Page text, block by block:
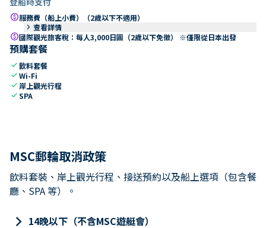
paid服務費（船上小費）（2歲以下不適用）
keyboard_arrow_right 查看詳情
paid國際觀光旅客稅：每人3,000日圓（2歲以下免徵） ※僅限從日本出發
預購套餐
check飲料套餐
checkWi-Fi
check 岸上觀光行程
checkSPA
MSC郵輪取消政策
飲料套裝、岸上觀光行程、接送預約以及船上選項（包含餐
廳、SPA 等）。
keyboard_arrow_right 14晚以下（不含MSC遊艇會）